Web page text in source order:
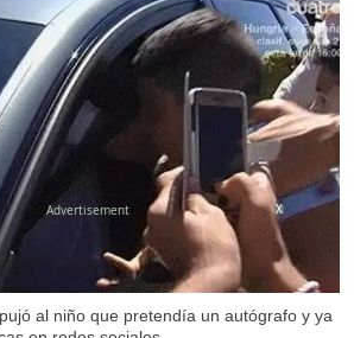
al niño que pretendía un autógrafo y ya
X